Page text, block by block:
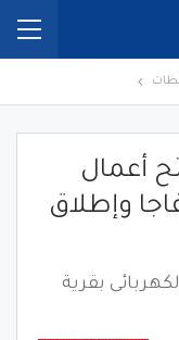
أعمال
وإطلاق
بقرية